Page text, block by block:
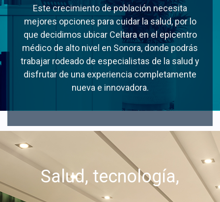
Este crecimiento de población necesita
mejores opciones para cuidar la salud, por lo
que decidimos ubicar Celtara en el epicentro
médico de alto nivel en Sonora, donde podrás
trabajar rodeado de especialistas de la salud y
disfrutar de una experiencia completamente
nueva e innovadora.
Salud, tecnología,